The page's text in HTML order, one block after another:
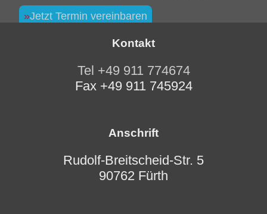
Jetzt Termin vereinbaren
Anschrift
Rudolf-Breitscheid-Str. 5
90762 Fürth
Kontakt
Tel +49 911 774674
Fax +49 911 745924